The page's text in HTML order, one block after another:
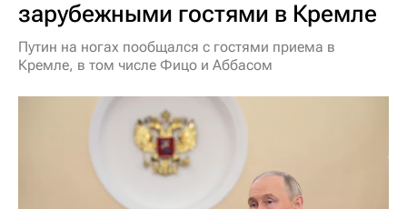
зарубежными гостями в Кремле
Путин на ногах пообщался с гостями приема в
Кремле, в том числе Фицо и Аббасом